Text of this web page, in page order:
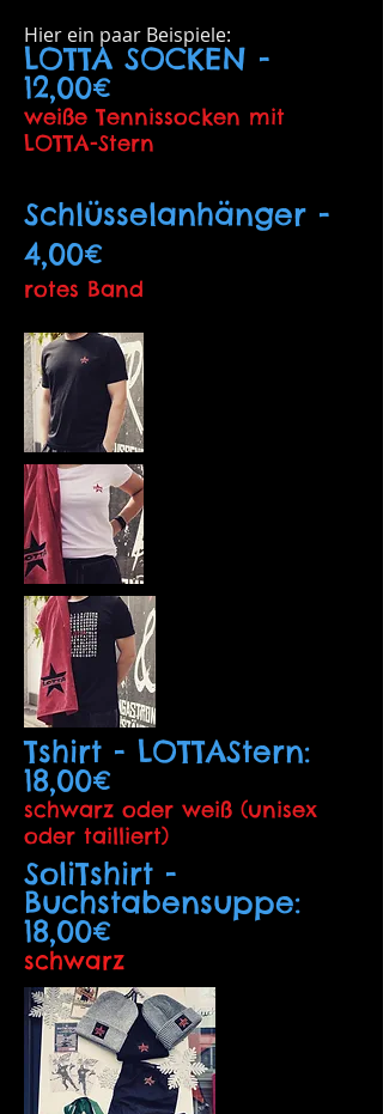
Hier ein paar Beispiele:
LOTTA SOCKEN -
12,00€
weiße Tennissocken mit
LOTTA-Stern
Schlüsselanhänger -
4,00€
rotes Band
Tshirt - LOTTAStern:
18,00€
schwarz oder weiß (unisex
oder tailliert)
SoliTshirt -
Buchstabensuppe:
18,00€
schwarz